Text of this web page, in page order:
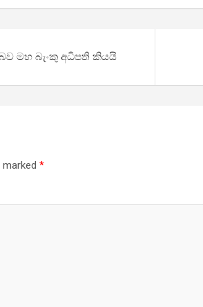
බව මහ බැංකු අධිපති කියයි
marked *